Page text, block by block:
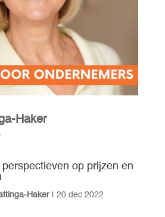
Haker
op prijzen en
Haker| 20 dec 2022